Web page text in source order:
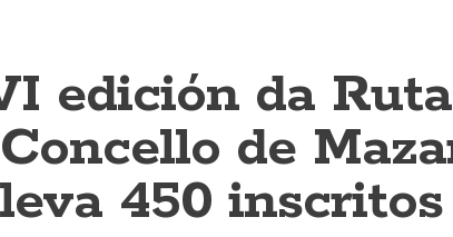
edición da
de
450 inscritos